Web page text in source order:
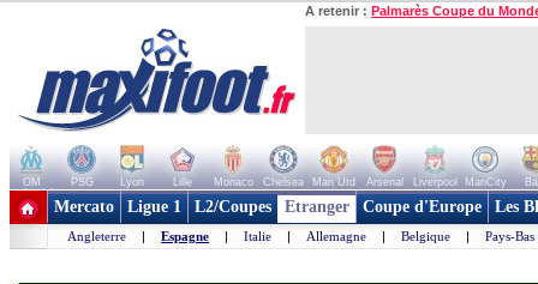
A retenir : Palmarès Coupe du
OM PSG Lyon Lille Monaco Chelsea Man Utd Arsenal Liverpool ManCity
+ de clubs
Mercato Ligue 1 L2/Coupes Etranger Coupe d'Europe Les
Angleterre | Espagne | Italie | Allemagne | Belgique | Pays-Bas